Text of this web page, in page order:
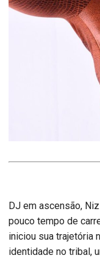
DJ em ascensão,
pouco tempo de
iniciou sua trajetória
identidade no tribal,